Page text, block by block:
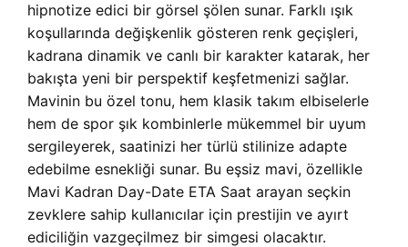
hipnotize edici bir görsel şölen sunar. Farklı ışık
koşullarında değişkenlik gösteren renk geçişleri,
kadrana dinamik ve canlı bir karakter katarak, her
bakışta yeni bir perspektif keşfetmenizi sağlar.
Mavinin bu özel tonu, hem klasik takım elbiselerle
hem de spor şık kombinlerle mükemmel bir uyum
sergileyerek, saatinizi her türlü stilinize adapte
edebilme esnekliği sunar. Bu eşsiz mavi, özellikle
Mavi Kadran Day-Date ETA Saat arayan seçkin
zevklere sahip kullanıcılar için prestijin ve ayırt
ediciliğin vazgeçilmez bir simgesi olacaktır.